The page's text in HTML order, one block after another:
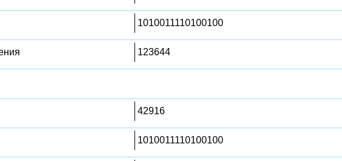
1010011110100100
123644
42916
1010011110100100